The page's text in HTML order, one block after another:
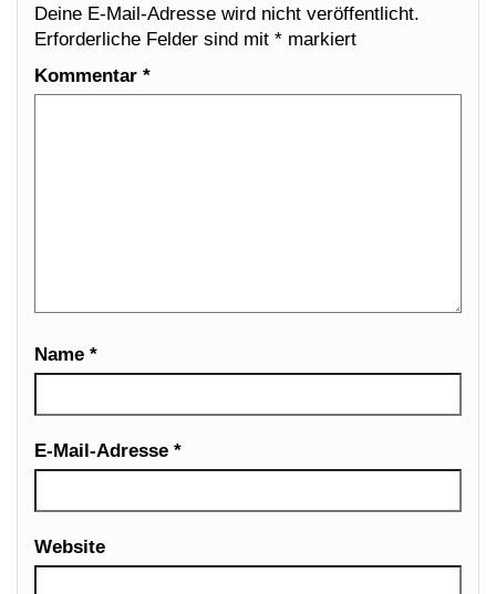
Deine E-Mail-Adresse wird nicht veröffentlicht.
Erforderliche Felder sind mit * markiert
Kommentar *
Name *
E-Mail-Adresse *
Website